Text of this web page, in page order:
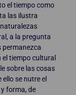
el tiempo como
las ilustra
a la pregunta
permanezca
el tiempo cultural
sobre las cosas
se nutre el
forma, de